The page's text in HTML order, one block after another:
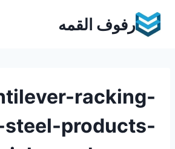
content
رفوف القمه
racking-
products-